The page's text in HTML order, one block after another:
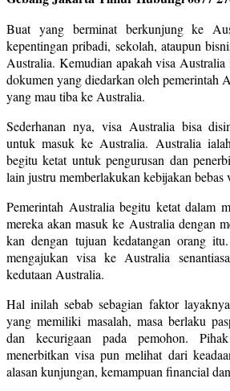
Buat yang berminat berkunjung ke
kepentingan pribadi, sekolah, ataupun
Australia. Kemudian apakah visa
dokumen yang diedarkan oleh pemerintah
yang mau tiba ke Australia.
Sederhanan nya, visa Australia bisa
untuk masuk ke Australia. Australia
begitu ketat untuk pengurusan dan
lain justru memberlakukan kebijakan bebas
Pemerintah Australia begitu ketat dalam
mereka akan masuk ke Australia dengan
kan dengan tujuan kedatangan orang
mengajukan visa ke Australia
kedutaan Australia.
Hal inilah sebab sebagian faktor
yang memiliki masalah, masa berlaku
dan kecurigaan pada pemohon.
menerbitkan visa pun melihat dari
alasan kunjungan, kemampuan financial